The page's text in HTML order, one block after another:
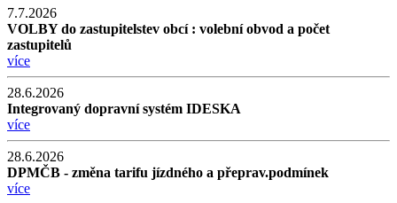
7.7.2026
VOLBY do zastupitelstev obcí : volební obvod a počet
zastupitelů
více
28.6.2026
Integrovaný dopravní systém IDESKA
více
28.6.2026
DPMČB - změna tarifu jízdného a přeprav.podmínek
více